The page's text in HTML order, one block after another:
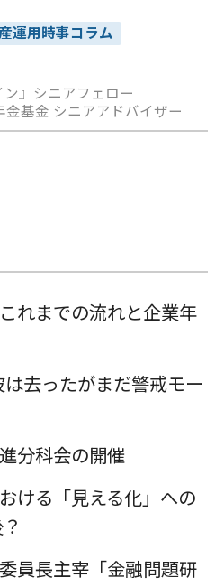
運用時事コラム
』シニアフェロー
金基金 シニアアドバイザー
れまでの流れと企業年
は去ったがまだ警戒モー
分科会の開催
ける「見える化」への
員長主宰「金融問題研